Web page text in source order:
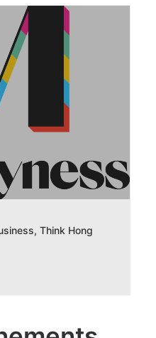
Think Hong